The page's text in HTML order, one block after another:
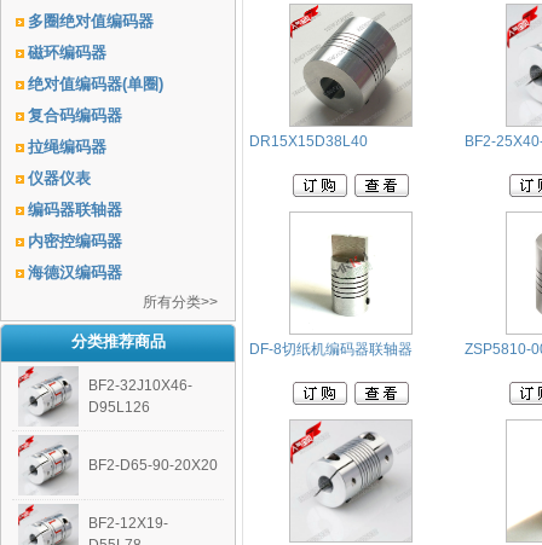
多圈绝对值编码器
磁环编码器
绝对值编码器(单圈)
复合码编码器
拉绳编码器
仪器仪表
编码器联轴器
内密控编码器
海德汉编码器
所有分类>>
分类推荐商品
BF2-32J10X46-
D95L126
BF2-D65-90-20X20
BF2-12X19-
DR15X15D38L40 BF2-
DF-8切纸机编码器联轴器 ZSP5810-